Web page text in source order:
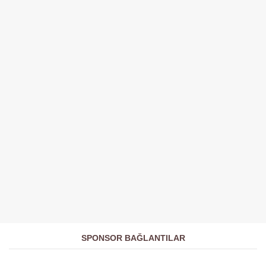
SPONSOR BAĞLANTILAR